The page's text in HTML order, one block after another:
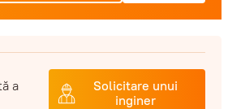
a
Solicitare unui
inginer